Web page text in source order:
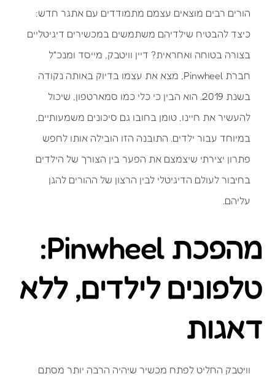
הורים רבים מוצאים עצמם מתמודדים עם אתגר חדש:
כיצד להבטיח שילדיהם משתמשים במכשירים דיגיטליים
בצורה בטוחה ואחראית? דיין וויטבק, מייסד ומנכ"ל
חברת Pinwheel, מצא את עצמו בדיוק באותה נקודה
בשנת 2019. הוא הבין כי כלי כמו סמארטפון, שיכול
להעשיר את חיינו, טומן בחובו גם סיכונים משמעותיים,
במיוחד עבור ילדים. התובנה הזו הובילה אותו לחפש
פתרון יצירתי שיצמצם את הפער בין הצורך של הילדים
בחיבור לעולם הדיגיטלי לבין הרצון של ההורים להגן
עליהם.
מהפכת Pinwheel:
טלפונים לילדים, ללא
דאגות
וויטבק החליט לפתח מכשיר שיהיה הרבה יותר מסתם